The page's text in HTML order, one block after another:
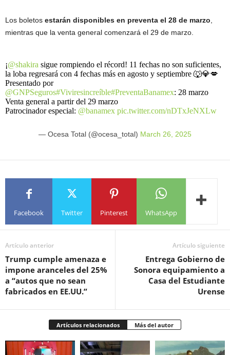
Los boletos estarán disponibles en preventa el 28 de marzo
mientras que la venta general comenzará el 29 de marzo.
¡@shakira sigue rompiendo el récord! 11 fechas no son suficientes,
la loba regresará con 4 fechas más en agosto y septiembre 🐺💎💋
Presentado por
@GNPSeguros#Viviresincreíble#PreventaBanamex: 28 marzo
Venta general a partir del 29 marzo
Patrocinador especial: @banamex pic.twitter.com/nDTxJeNXLw
— Ocesa Total (@ocesa_total) March 26, 2025
Facebook Twitter Pinterest WhatsApp
Artículo anterior
Trump cumple amenaza e
impone aranceles del 25%
a “autos que no sean
fabricados en EE.UU.”
Artículo siguiente
Entrega Gobierno de
Sonora equipamiento a
Casa del Estudiante
Urense
Artículos relacionados Más del autor